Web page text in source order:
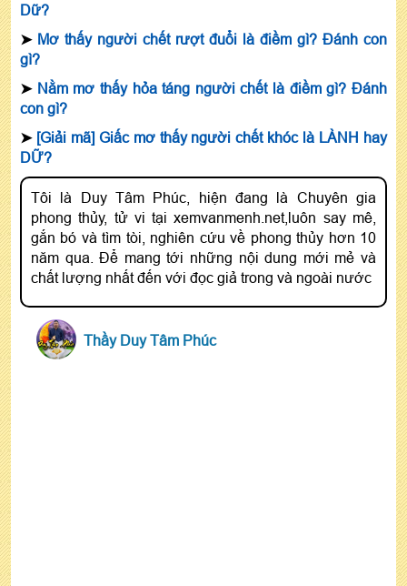
Dữ?
➤ Mơ thấy người chết rượt đuổi là điềm gì? Đánh con
gì?
➤ Nằm mơ thấy hỏa táng người chết là điềm gì? Đánh
con gì?
➤ [Giải mã] Giấc mơ thấy người chết khóc là LÀNH hay
DỮ?
Tôi là Duy Tâm Phúc, hiện đang là Chuyên gia
phong thủy, tử vi tại xemvanmenh.net,luôn say mê,
gắn bó và tìm tòi, nghiên cứu về phong thủy hơn 10
năm qua. Để mang tới những nội dung mới mẻ và
chất lượng nhất đến với đọc giả trong và ngoài nước
Thầy Duy Tâm Phúc